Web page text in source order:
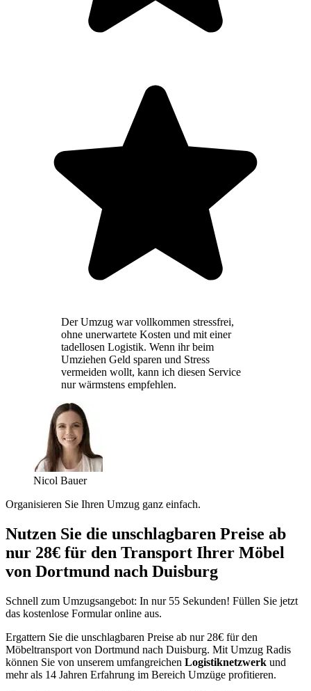
Der Umzug war vollkommen stressfrei,
ohne unerwartete Kosten und mit einer
tadellosen Logistik. Wenn ihr beim
Umziehen Geld sparen und Stress
vermeiden wollt, kann ich diesen Service
nur wärmstens empfehlen.
Nicol Bauer
Organisieren Sie Ihren Umzug ganz einfach.
Nutzen Sie die unschlagbaren Preise ab
nur 28€ für den Transport Ihrer Möbel
von Dortmund nach Duisburg
Schnell zum Umzugsangebot: In nur 55 Sekunden! Füllen Sie jetzt
das kostenlose Formular online aus.
Ergattern Sie die unschlagbaren Preise ab nur 28€ für den
Möbeltransport von Dortmund nach Duisburg. Mit Umzug Radis
können Sie von unserem umfangreichen Logistiknetzwerk und
mehr als 14 Jahren Erfahrung im Bereich Umzüge profitieren.